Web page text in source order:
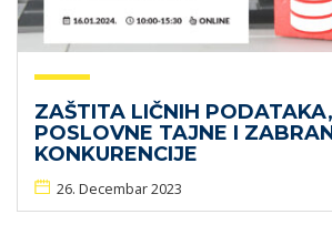
ZAŠTITA LIČNIH
POSLOVNE TAJNE I
KONKURENCIJE
26. Decembar 2023